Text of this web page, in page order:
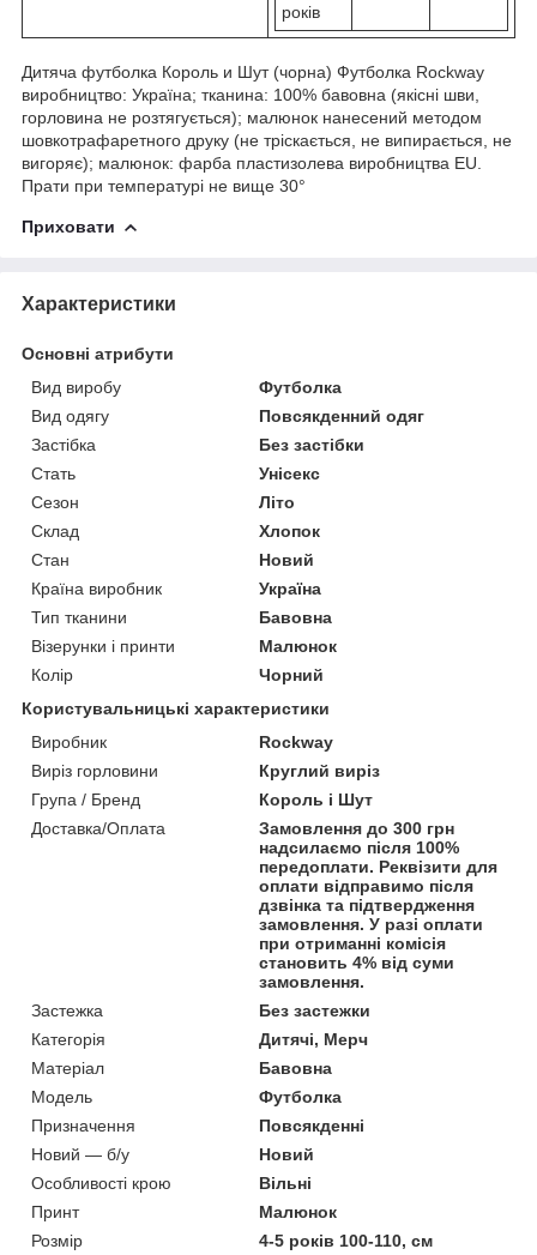
років
Дитяча футболка Король и Шут (чорна) Футболка Rockway
виробництво: Україна; тканина: 100% бавовна (якісні шви,
горловина не розтягується); малюнок нанесений методом
шовкотрафаретного друку (не тріскається, не випирається, не
вигоряє); малюнок: фарба пластизолева виробництва EU.
Прати при температурі не вище 30°
Приховати
Характеристики
Основні атрибути
Вид виробу
Футболка
Вид одягу
Повсякденний одяг
Застібка
Без застібки
Стать
Унісекс
Сезон
Літо
Склад
Хлопок
Стан
Новий
Країна виробник
Україна
Тип тканини
Бавовна
Візерунки і принти
Малюнок
Колір
Чорний
Користувальницькі характеристики
Виробник
Rockway
Виріз горловини
Круглий виріз
Група / Бренд
Король і Шут
Доставка/Оплата
Замовлення до 300 грн
надсилаємо після 100%
передоплати. Реквізити для
оплати відправимо після
дзвінка та підтвердження
замовлення. У разі оплати
при отриманні комісія
становить 4% від суми
замовлення.
Застежка
Без застежки
Категорія
Дитячі, Мерч
Матеріал
Бавовна
Мoдель
Футболка
Призначення
Повсякденні
Новий — б/у
Новий
Особливості крою
Вільні
Принт
Малюнок
Розмір
4-5 років 100-110, см